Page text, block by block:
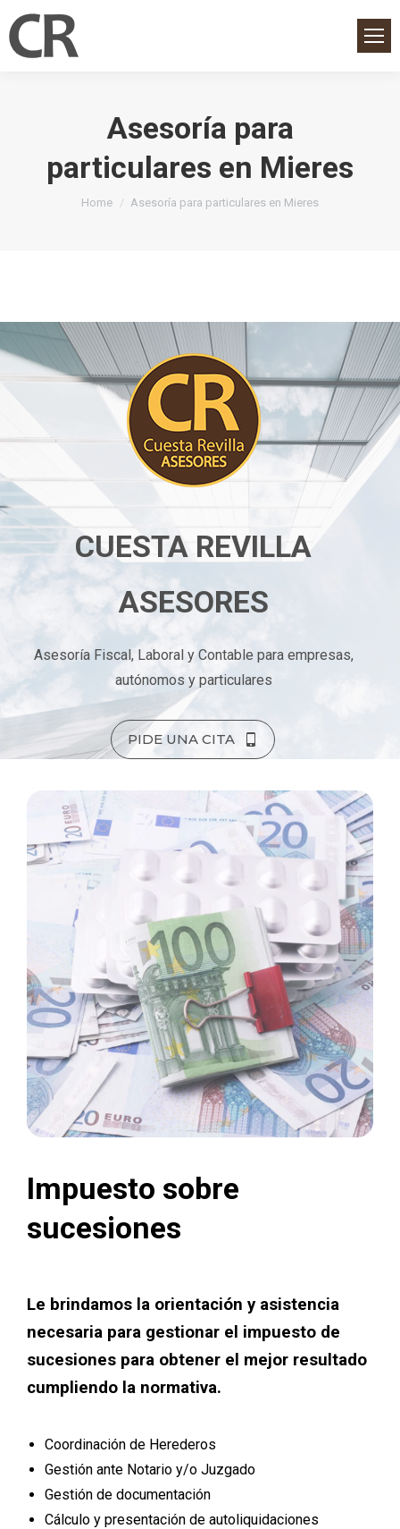
Asesoría para
particulares en Mieres
You are here:
Home Asesoría para particulares en Mieres
CUESTA REVILLA
ASESORES
Asesoría Fiscal, Laboral y Contable para empresas,
autónomos y particulares
PIDE UNA CITA
Impuesto sobre
sucesiones
Le brindamos la orientación y asistencia
necesaria para gestionar el impuesto de
sucesiones para obtener el mejor resultado
cumpliendo la normativa.
Coordinación de Herederos
Gestión ante Notario y/o Juzgado
Gestión de documentación
Cálculo y presentación de autoliquidaciones